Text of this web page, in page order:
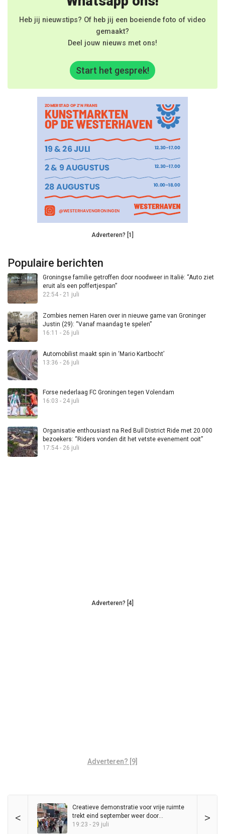
Heb jij nieuwstips? Of heb jij een boeiende foto of video
gemaakt?
Deel jouw nieuws met ons!
Start het gesprek!
Adverteren? [1]
Populaire berichten
Groningse familie getroffen door noodweer in Italië: “Auto ziet
eruit als een poffertjespan”
22:54 - 21 juli
Zombies nemen Haren over in nieuwe game van Groninger
Justin (29): “Vanaf maandag te spelen”
16:11 - 26 juli
Automobilist maakt spin in ‘Mario Kartbocht’
13:36 - 26 juli
Forse nederlaag FC Groningen tegen Volendam
16:03 - 24 juli
Organisatie enthousiast na Red Bull District Ride met 20.000
bezoekers: “Riders vonden dit het vetste evenement ooit”
17:54 - 26 juli
Adverteren? [4]
Adverteren? [9]
< >
Creatieve demonstratie voor vrije ruimte
trekt eind september weer door
binnenstad
19:23 - 29 juli